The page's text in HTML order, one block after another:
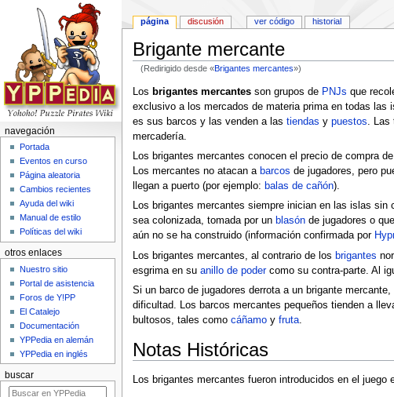
Brigante mercante
(Redirigido desde «Brigantes mercantes»)
Los brigantes mercantesson grupos de PNJs que
exclusivo a los mercados de materia prima en todas las
es sus barcos y las venden a las tiendas y puestos .
mercadería.
Los brigantes mercantes conocen el precio de compra
Los mercantes no atacan a barcos de jugadores, pero
llegan a puerto (por ejemplo: balas de cañón).
Los brigantes mercantes siempre inician en las islas
sea colonizada, tomada por un blasónde jugadores o
aún no se ha construido (información confirmada por
Los brigantes mercantes, al contrario de los brigantes
esgrima en su anillo de podercomo su contra-parte. Al
Si un barco de jugadores derrota a un brigante
dificultad. Los barcos mercantes pequeños tienden a
bultosos, tales como cáñamoy fruta.
Notas Históricas
Los brigantes mercantes fueron introducidos en el juego
página discusión ver código historial
navegación
Portada
Eventos en curso
Página aleatoria
Cambios recientes
Ayuda del wiki
Manual de estilo
Políticas del wiki
otros enlaces
Nuestro sitio
Portal de asistencia
Foros de Y!PP
El Catalejo
Documentación
YPPedia en alemán
YPPedia en inglés
buscar